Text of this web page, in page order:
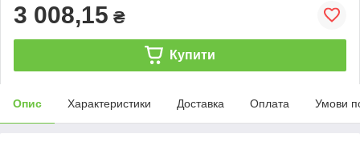
3 008,15 ₴
Купити
Опис Характеристики Доставка Оплата Умови